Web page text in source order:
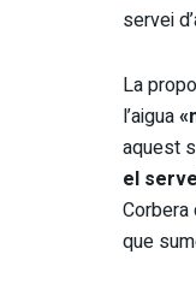
servei
La
l’aigua
aquest
el
Corbera
que